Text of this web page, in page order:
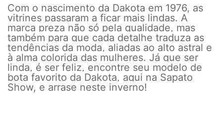
Com o nascimento da Dakota em 1976, as
vitrines passaram a ficar mais lindas. A
marca preza não só pela qualidade, mas
também para que cada detalhe traduza as
tendências da moda, aliadas ao alto astral e
à alma colorida das mulheres. Já que ser
linda, é ser feliz, encontre seu modelo de
bota favorito da Dakota, aqui na Sapato
Show, e arrase neste inverno!